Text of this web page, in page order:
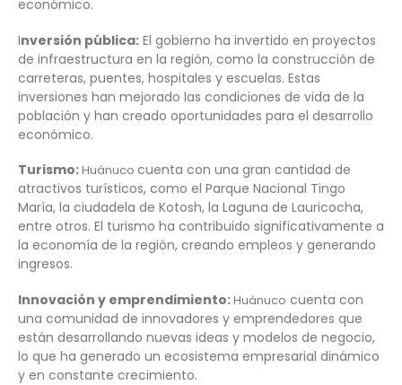
económico.
Inversión pública: El gobierno ha invertido en proyectos
de infraestructura en la región, como la construcción de
carreteras, puentes, hospitales y escuelas. Estas
inversiones han mejorado las condiciones de vida de la
población y han creado oportunidades para el desarrollo
económico.
Turismo:Huánuco cuenta con una gran cantidad de
atractivos turísticos, como el Parque Nacional Tingo
María, la ciudadela de Kotosh, la Laguna de Lauricocha,
entre otros. El turismo ha contribuido significativamente a
la economía de la región, creando empleos y generando
ingresos.
Innovación y emprendimiento:Huánuco cuenta con
una comunidad de innovadores y emprendedores que
están desarrollando nuevas ideas y modelos de negocio,
lo que ha generado un ecosistema empresarial dinámico
y en constante crecimiento.